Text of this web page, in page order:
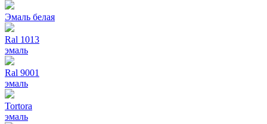
Эмаль белая
Ral 1013
эмаль
Ral 9001
эмаль
Tortora
эмаль